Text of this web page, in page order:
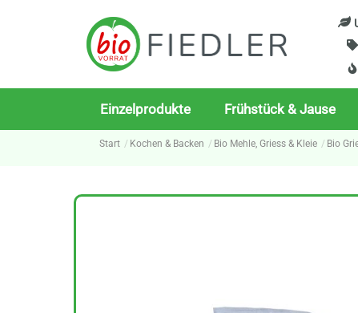
Einzelprodukte Frühstück & Jause
Start Kochen & Backen Bio Mehle, Griess & Kleie Bio